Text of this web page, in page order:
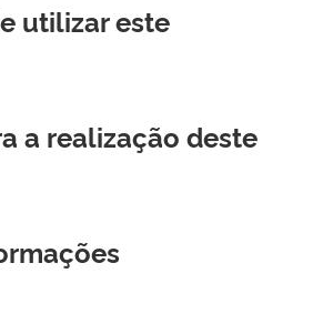
utilizar este
a realização deste